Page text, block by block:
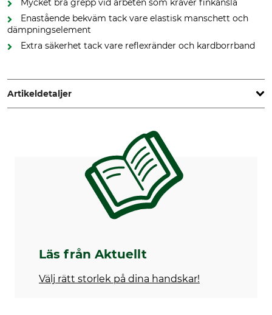
Mycket bra grepp vid arbeten som kräver finkänsla
Enastående bekväm tack vare elastisk manschett och
dämpningselement
Extra säkerhet tack vare reflexränder och kardborrband
Artikeldetaljer
Handskar
Handskstorlek
XXL
Läs från Aktuellt
Välj rätt storlek på dina handskar!